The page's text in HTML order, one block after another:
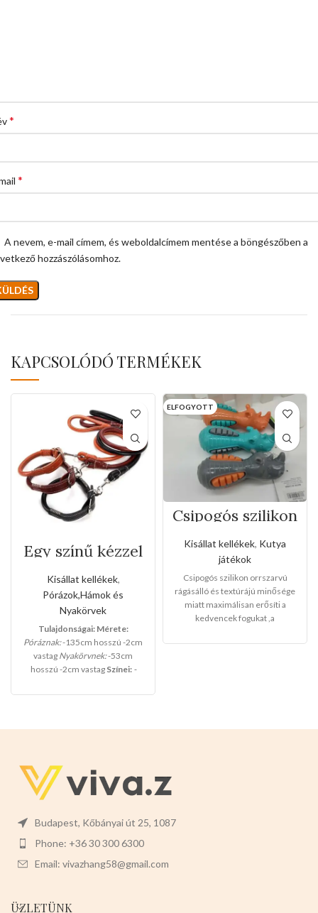
*
*
A nevem, e-mail címem, és weboldalcímem mentése a böngészőben a
hozzászólásomhoz.
KAPCSOLÓDÓ TERMÉKEK
Egy színű kézzel
varrott bőr póráz
és nyakörv
szett(Kis méret)
Kisállat kellékek,
Pórázok,Hámok és
Nyakörvek
Tulajdonságai: Mérete:
Póráznak:-135cm hosszú -2cm
vastag Nyakörvnek:-53cm
hosszú -2cm vastag Színei: -
ELFOGYOTT
Csipogós szilikon
orrszarvú
Kisállat kellékek, Kutya
játékok
Csipogós szilikon orrszarvú
rágásálló és textúrájú minősége
miatt maximálisan erősíti a
kedvencek fogukat ,a
köszönhetően a kedvencek
Budapest, Kőbányai út 25, 1087
Phone: +36 30 300 6300
Email: vivazhang58@gmail.com
ÜZLETÜNK